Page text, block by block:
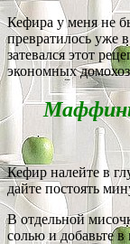
Кефира у меня не
превратилось уже
затевался этот
экономных
Кефир налейте в
дайте постоять
В отдельной
солью и добавьте